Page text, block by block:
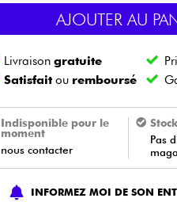
Vents
Câbles & Access.
AJOUTER AU
Livraisongratuite
Satisfaitou remboursé
Indisponible pour le
moment
nous contacter
Pas
INFORMEZ MOI DE SON